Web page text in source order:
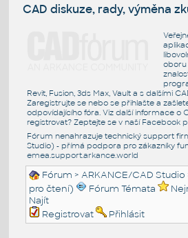
CAD diskuze, rady, výměna
oboru
Revit, Fusion, 3ds Max, Vault a s dalšími
Zaregistrujte se nebo se přihlašte a
odpovídajícího fóra. Viz další informace o
registrovat? Zeptejte se v naší Facebook
Fórum nenahrazuje technický support
Studio) - přímá podpora pro zákazníky
emea.support.arkance.world
Fórum >ARKANCE/CAD Studio
pro čtení)
Fórum Témata
Najít
Registrovat
Přihlásit